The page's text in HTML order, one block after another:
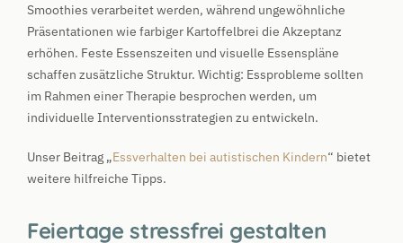
Smoothies verarbeitet werden, während ungewöhnliche
Präsentationen wie farbiger Kartoffelbrei die Akzeptanz
erhöhen. Feste Essenszeiten und visuelle Essenspläne
schaffen zusätzliche Struktur. Wichtig: Essprobleme sollten
im Rahmen einer Therapie besprochen werden, um
individuelle Interventionsstrategien zu entwickeln.
Unser Beitrag „Essverhalten bei autistischen Kindern“ bietet
weitere hilfreiche Tipps.
Feiertage stressfrei gestalten